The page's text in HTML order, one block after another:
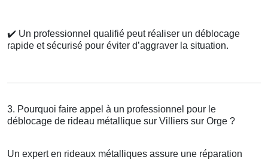
✔️ Un professionnel qualifié peut réaliser un déblocage
rapide et sécurisé pour éviter d’aggraver la situation.
3. Pourquoi faire appel à un professionnel pour le
déblocage de rideau métallique sur Villiers sur Orge ?
Un expert en rideaux métalliques assure une réparation